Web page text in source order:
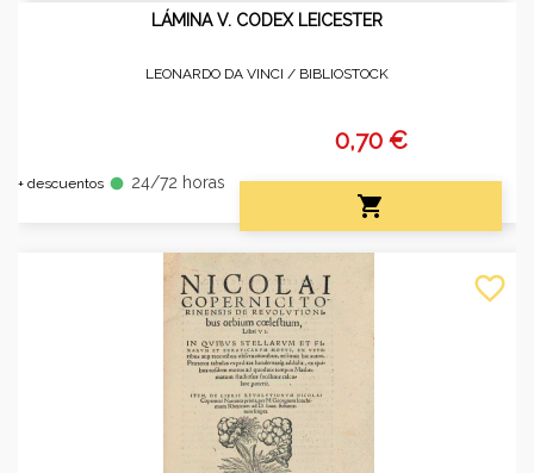
LÁMINA V. CODEX LEICESTER
LEONARDO DA VINCI / BIBLIOSTOCK
+ descuentos fiber_manual_record 24/72 horas
0,70 €

favorite_border